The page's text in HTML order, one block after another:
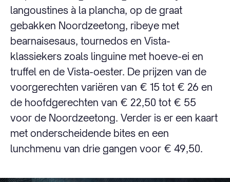
langoustines à la plancha, op de graat
gebakken Noordzeetong, ribeye met
bearnaisesaus, tournedos en Vista-
klassiekers zoals linguine met hoeve-ei en
truffel en de Vista-oester. De prijzen van de
voorgerechten variëren van € 15 tot € 26 en
de hoofdgerechten van € 22,50 tot € 55
voor de Noordzeetong. Verder is er een kaart
met onderscheidende bites en een
lunchmenu van drie gangen voor € 49,50.